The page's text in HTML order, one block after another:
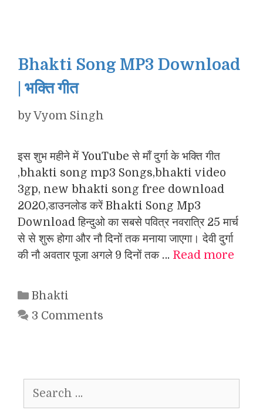
Bhakti Song MP3 Download
| भक्ति गीत
byVyom Singh
इस शुभ महीने में YouTube से माँ दुर्गा के भक्ति गीत
,bhakti song mp3 Songs,bhakti video
3gp, new bhakti song free download
2020,डाउनलोड करें Bhakti Song Mp3
Download हिन्दुओ का सबसे पवित्र नवरात्रि 25 मार्च
से से शुरू होगा और नौ दिनों तक मनाया जाएगा। देवी दुर्गा
की नौ अवतार पूजा अगले 9 दिनों तक … Read more
Categories
Bhakti
3 Comments
for: